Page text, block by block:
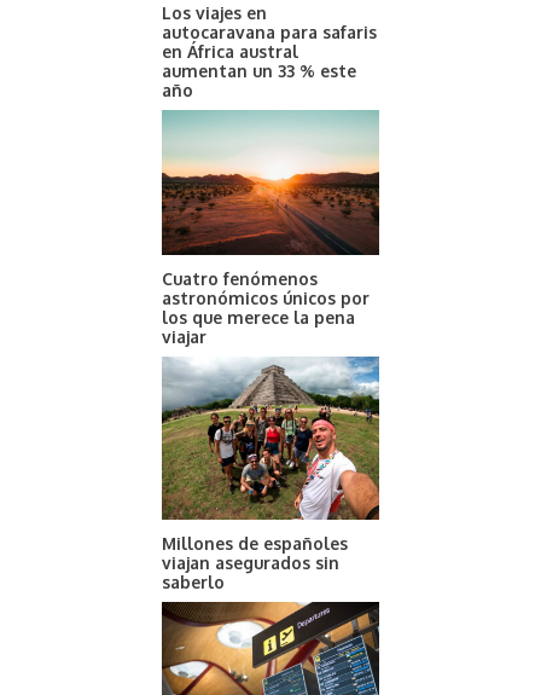
Los viajes en
autocaravana para safaris
en África austral
aumentan un 33 % este
año
Cuatro fenómenos
astronómicos únicos por
los que merece la pena
viajar
Millones de españoles
viajan asegurados sin
saberlo